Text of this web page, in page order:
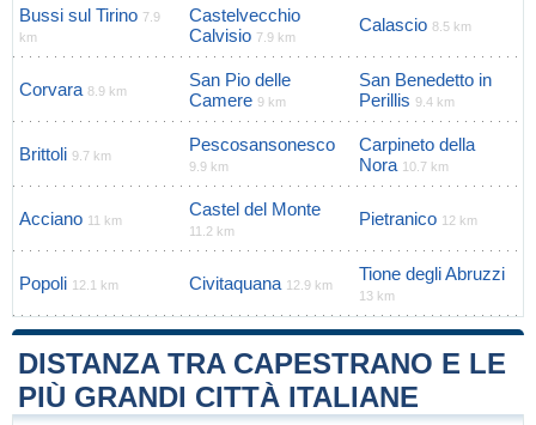
Bussi sul Tirino 7.9
km
Castelvecchio
Calvisio 7.9 km
Calascio 8.5 km
Corvara 8.9 km
San Pio delle
Camere 9 km
San Benedetto in
Perillis 9.4 km
Brittoli 9.7 km
Pescosansonesco
9.9 km
Carpineto della
Nora 10.7 km
Acciano 11 km
Castel del Monte
11.2 km
Pietranico 12 km
Popoli 12.1 km Civitaquana 12.9 km
Tione degli Abruzzi
13 km
DISTANZA TRA CAPESTRANO E LE
PIÙ GRANDI CITTÀ ITALIANE